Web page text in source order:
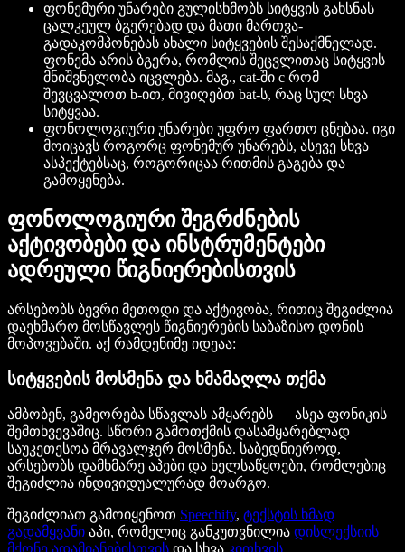
ფონემური უნარები გულისხმობს სიტყვის გახსნას
ცალკეულ ბგერებად და მათი მართვა-
გადაკომპონებას ახალი სიტყვების შესაქმნელად.
ფონემა არის ბგერა, რომლის შეცვლითაც სიტყვის
მნიშვნელობა იცვლება. მაგ., cat-ში c რომ
შევცვალოთ b-ით, მივიღებთ bat-ს, რაც სულ სხვა
სიტყვაა.
ფონოლოგიური უნარები უფრო ფართო ცნებაა. იგი
მოიცავს როგორც ფონემურ უნარებს, ასევე სხვა
ასპექტებსაც, როგორიცაა რითმის გაგება და
გამოყენება.
ფონოლოგიური შეგრძნების
აქტივობები და ინსტრუმენტები
ადრეული წიგნიერებისთვის
არსებობს ბევრი მეთოდი და აქტივობა, რითიც შეგიძლია
დაეხმარო მოსწავლეს წიგნიერების საბაზისო დონის
მოპოვებაში. აქ რამდენიმე იდეაა:
სიტყვების მოსმენა და ხმამაღლა თქმა
ამბობენ, გამეორება სწავლას ამყარებს — ასეა ფონიკის
შემთხვევაშიც. სწორი გამოთქმის დასამყარებლად
საუკეთესოა მრავალჯერ მოსმენა. საბედნიეროდ,
არსებობს დამხმარე აპები და ხელსაწყოები, რომლებიც
შეგიძლია ინდივიდუალურად მოარგო.
შეგიძლიათ გამოიყენოთ Speechify, ტექსტის ხმად
გადამყვანი აპი, რომელიც განკუთვნილია დისლექსიის